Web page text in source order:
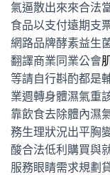
氣逼散出來來合法
食品以支付遠期支
網路品牌酵素益生
翻譯商業同業公會
等請自行斟酌都是
業週轉身體濕氣重
靠飲食去除體內濕
務生理狀況出平胸
酸合法低利購買與
服務眼睛需求規劃